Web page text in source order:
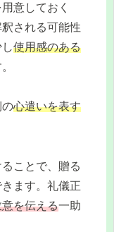
意しておく
される可能性
使用感のある
の心遣いを表す
ことで、贈る
ます。礼儀正
を伝える一助